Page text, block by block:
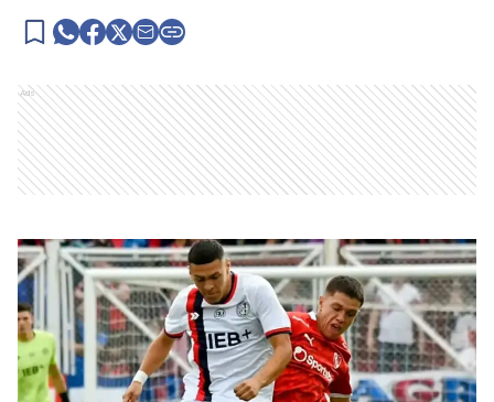
Ads